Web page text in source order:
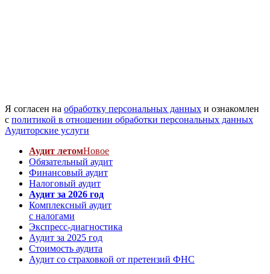
Я согласен на обработку персональных данных и ознакомлен
с политикой в отношении обработки персональных данных
Аудиторские услуги
Аудит летомНовое
Обязательный аудит
Финансовый аудит
Налоговый аудит
Аудит за 2026 год
Комплексный аудит
с налогами
Экспресс-диагностика
Аудит за 2025 год
Стоимость аудита
Аудит со страховкой от претензий ФНС